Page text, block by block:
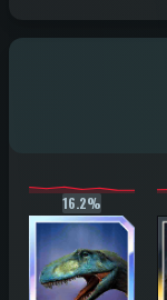
16.2%